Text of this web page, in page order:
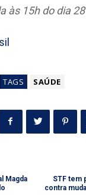
às 15h do dia
TAGS SAÚDE
Magda
STF tem
contra